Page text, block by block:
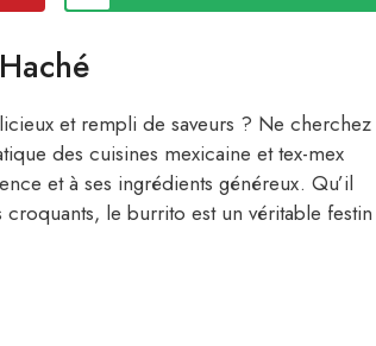
et rempli de saveurs ? Ne cherchez
des cuisines mexicaine et tex-mex
et à ses ingrédients généreux. Qu’il
le burrito est un véritable festin